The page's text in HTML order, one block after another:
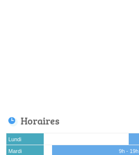
Horaires
Lundi
Mardi
9h - 19h